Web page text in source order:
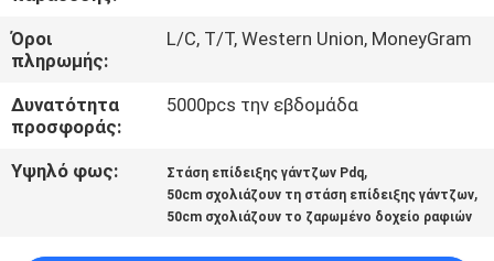
ΕΛΆΤΕ
ΣΕ
ΕΠΑΦΉ
ΜΕ
Όροι
πληρωμής:
L/C, T/T, Western Union, MoneyGram
Δυνατότητα
προσφοράς:
5000pcs την εβδομάδα
Υψηλό φως: Στάση επίδειξης γάντζων Pdq,
50cm σχολιάζουν τη στάση επίδειξης γάντζων,
50cm σχολιάζουν το ζαρωμένο δοχείο ραφιών